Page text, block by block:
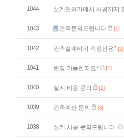
1044 설계인허가에서 시공까지
1043 견적문의드립니다 [1]
1042 건축설계비의 적정선은? [2]
1041 변경 가능한지요? [1]
1040 설계 비용 문의 [1]
1039 건축예산 문의 [3]
1038 설계.시공 문의드립니다.